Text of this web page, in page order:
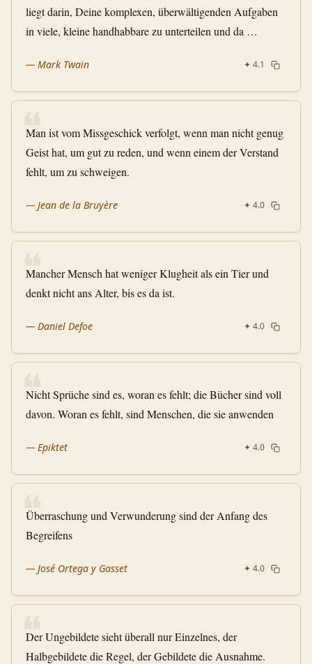
liegt darin, Deine komplexen, überwältigenden Aufgaben
in viele, kleine handhabbare zu unterteilen und da …
— Mark Twain ✦ 4.1
❝
Man ist vom Missgeschick verfolgt, wenn man nicht genug
Geist hat, um gut zu reden, und wenn einem der Verstand
fehlt, um zu schweigen.
— Jean de la Bruyère ✦ 4.0
❝
Mancher Mensch hat weniger Klugheit als ein Tier und
denkt nicht ans Alter, bis es da ist.
— Daniel Defoe ✦ 4.0
❝
Nicht Sprüche sind es, woran es fehlt; die Bücher sind voll
davon. Woran es fehlt, sind Menschen, die sie anwenden
— Epiktet ✦ 4.0
❝
Überraschung und Verwunderung sind der Anfang des
Begreifens
— José Ortega y Gasset ✦ 4.0
❝
Der Ungebildete sieht überall nur Einzelnes, der
Halbgebildete die Regel, der Gebildete die Ausnahme.